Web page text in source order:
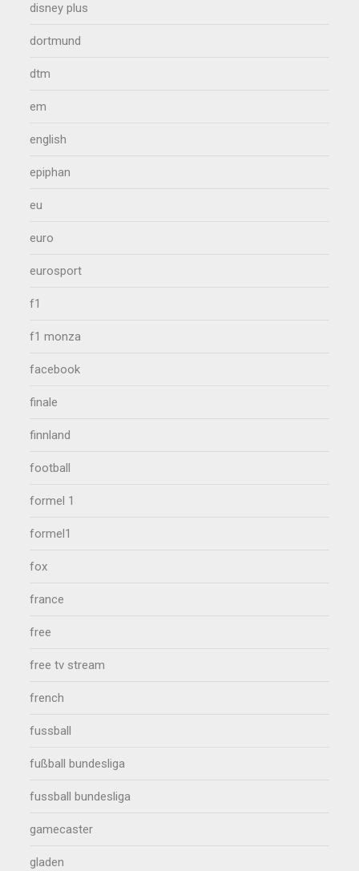
disney plus
dortmund
dtm
em
english
epiphan
eu
euro
eurosport
f1
f1 monza
facebook
finale
finnland
football
formel 1
formel1
fox
france
free
free tv stream
french
fussball
fußball bundesliga
fussball bundesliga
gamecaster
gladen